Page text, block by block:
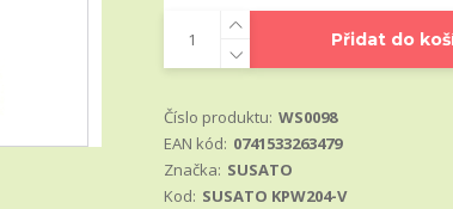
Přidat do
Číslo produktu: WS0098
EAN kód: 0741533263479
Značka: SUSATO
Kod: SUSATO KPW204-V